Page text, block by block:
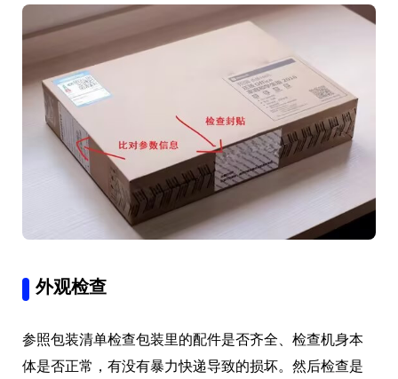
外观检查
参照包装清单检查包装里的配件是否齐全、检查机身本
体是否正常，有没有暴力快递导致的损坏。然后检查是